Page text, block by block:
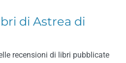
di Astrea di
recensioni di libri pubblicate